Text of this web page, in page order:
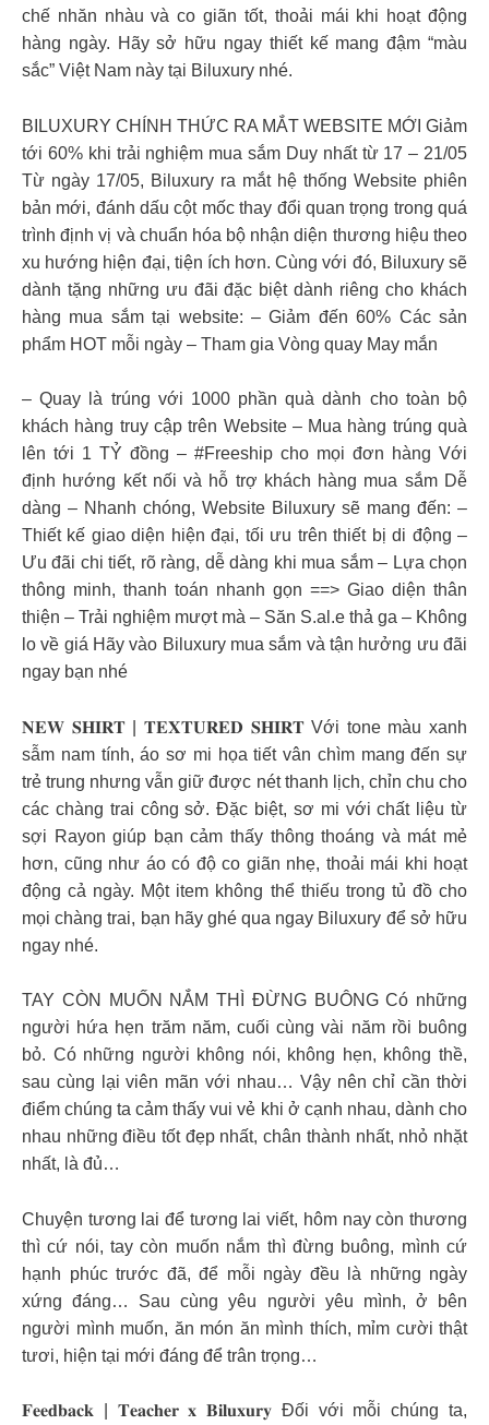
chế nhăn nhàu và co giãn tốt, thoải mái khi hoạt động
hàng ngày. Hãy sở hữu ngay thiết kế mang đậm “màu
sắc” Việt Nam này tại Biluxury nhé.
BILUXURY CHÍNH THỨC RA MẮT WEBSITE MỚI Giảm
tới 60% khi trải nghiệm mua sắm Duy nhất từ 17 – 21/05
Từ ngày 17/05, Biluxury ra mắt hệ thống Website phiên
bản mới, đánh dấu cột mốc thay đổi quan trọng trong quá
trình định vị và chuẩn hóa bộ nhận diện thương hiệu theo
xu hướng hiện đại, tiện ích hơn. Cùng với đó, Biluxury sẽ
dành tặng những ưu đãi đặc biệt dành riêng cho khách
hàng mua sắm tại website: – Giảm đến 60% Các sản
phẩm HOT mỗi ngày – Tham gia Vòng quay May mắn
– Quay là trúng với 1000 phần quà dành cho toàn bộ
khách hàng truy cập trên Website – Mua hàng trúng quà
lên tới 1 TỶ đồng – #Freeship cho mọi đơn hàng Với
định hướng kết nối và hỗ trợ khách hàng mua sắm Dễ
dàng – Nhanh chóng, Website Biluxury sẽ mang đến: –
Thiết kế giao diện hiện đại, tối ưu trên thiết bị di động –
Ưu đãi chi tiết, rõ ràng, dễ dàng khi mua sắm – Lựa chọn
thông minh, thanh toán nhanh gọn ==> Giao diện thân
thiện – Trải nghiệm mượt mà – Săn S.al.e thả ga – Không
lo về giá Hãy vào Biluxury mua sắm và tận hưởng ưu đãi
ngay bạn nhé
𝐍𝐄𝐖 𝐒𝐇𝐈𝐑𝐓 | 𝐓𝐄𝐗𝐓𝐔𝐑𝐄𝐃 𝐒𝐇𝐈𝐑𝐓 Với tone màu xanh
sẫm nam tính, áo sơ mi họa tiết vân chìm mang đến sự
trẻ trung nhưng vẫn giữ được nét thanh lịch, chỉn chu cho
các chàng trai công sở. Đặc biệt, sơ mi với chất liệu từ
sợi Rayon giúp bạn cảm thấy thông thoáng và mát mẻ
hơn, cũng như áo có độ co giãn nhẹ, thoải mái khi hoạt
động cả ngày. Một item không thể thiếu trong tủ đồ cho
mọi chàng trai, bạn hãy ghé qua ngay Biluxury để sở hữu
ngay nhé.
TAY CÒN MUỐN NẮM THÌ ĐỪNG BUÔNG Có những
người hứa hẹn trăm năm, cuối cùng vài năm rồi buông
bỏ. Có những người không nói, không hẹn, không thề,
sau cùng lại viên mãn với nhau… Vậy nên chỉ cần thời
điểm chúng ta cảm thấy vui vẻ khi ở cạnh nhau, dành cho
nhau những điều tốt đẹp nhất, chân thành nhất, nhỏ nhặt
nhất, là đủ…
Chuyện tương lai để tương lai viết, hôm nay còn thương
thì cứ nói, tay còn muốn nắm thì đừng buông, mình cứ
hạnh phúc trước đã, để mỗi ngày đều là những ngày
xứng đáng… Sau cùng yêu người yêu mình, ở bên
người mình muốn, ăn món ăn mình thích, mỉm cười thật
tươi, hiện tại mới đáng để trân trọng…
𝐅𝐞𝐞𝐝𝐛𝐚𝐜𝐤 | 𝐓𝐞𝐚𝐜𝐡𝐞𝐫 𝐱 𝐁𝐢𝐥𝐮𝐱𝐮𝐫𝐲 Đối với mỗi chúng ta,